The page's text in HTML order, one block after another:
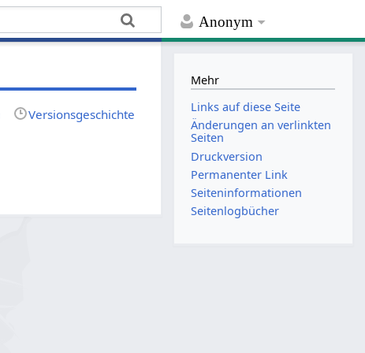
Anonym
Versionsgeschichte
Mehr
Links auf diese Seite
Änderungen an verlinkten
Seiten
Druckversion
Permanenter Link
Seiten­­informationen
Seitenlogbücher